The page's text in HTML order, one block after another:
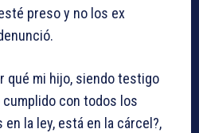
preso y no los ex
qué mi hijo, siendo testigo
con todos los
la ley, está en la cárcel?,